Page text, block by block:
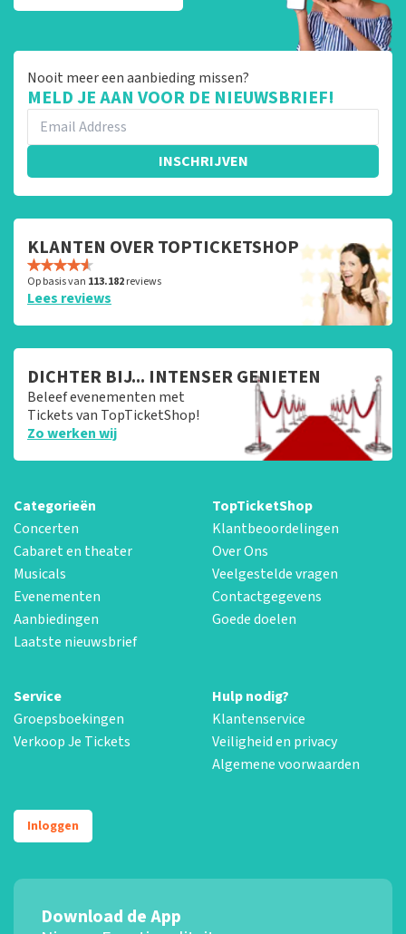
Nooit meer een aanbieding missen?
MELD JE AAN VOOR DE NIEUWSBRIEF!
INSCHRIJVEN
KLANTEN OVER TOPTICKETSHOP
Op basis van 113.182reviews
Lees reviews
DICHTER BIJ... INTENSER GENIETEN
Beleef evenementen met
Tickets van TopTicketShop!
Zo werken wij
Categorieën
Concerten
Cabaret en theater
Musicals
Evenementen
Aanbiedingen
Laatste nieuwsbrief
TopTicketShop
Klantbeoordelingen
Over Ons
Veelgestelde vragen
Contactgegevens
Goede doelen
Service
Groepsboekingen
Verkoop Je Tickets
Hulp nodig?
Klantenservice
Veiligheid en privacy
Algemene voorwaarden
Inloggen
Download de App